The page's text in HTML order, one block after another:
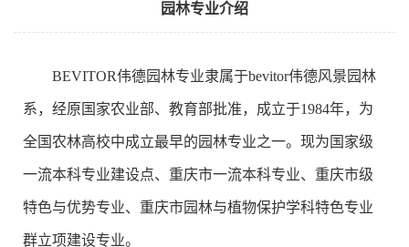
园林专业介绍
BEVITOR伟德园林专业隶属于bevitor伟德风景园林
系，经原国家农业部、教育部批准，成立于1984年，为
全国农林高校中成立最早的园林专业之一。现为国家级
一流本科专业建设点、重庆市一流本科专业、重庆市级
特色与优势专业、重庆市园林与植物保护学科特色专业
群立项建设专业。